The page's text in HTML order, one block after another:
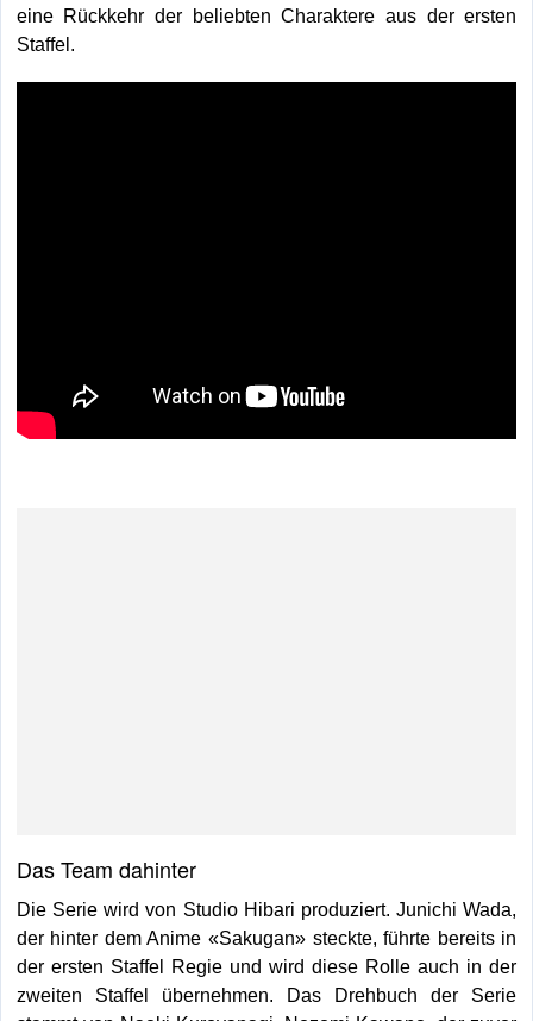
eine Rückkehr der beliebten Charaktere aus der ersten
Staffel.
Das Team dahinter
Die Serie wird von Studio Hibari produziert. Junichi Wada,
der hinter dem Anime «Sakugan» steckte, führte bereits in
der ersten Staffel Regie und wird diese Rolle auch in der
zweiten Staffel übernehmen. Das Drehbuch der Serie